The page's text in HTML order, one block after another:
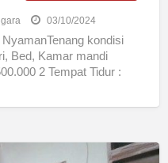
03/10/2024
kondisi
Bed, Kamar mandi
2 Tempat Tidur :